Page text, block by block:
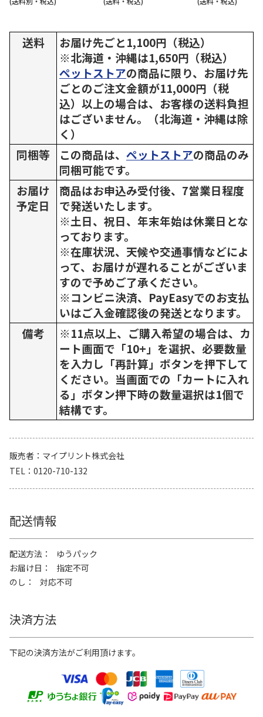
送料
お届け先ごと1,100円（税込）
※北海道・沖縄は1,650円（税込）
ペットストアの商品に限り、お届け先
ごとのご注文金額が11,000円（税
込）以上の場合は、お客様の送料負担
はございません。（北海道・沖縄は除
く）
同梱等
この商品は、 ペットストアの商品のみ
同梱可能です。
お届け
予定日
商品はお申込み受付後、7営業日程度
で発送いたします。
※土日、祝日、年末年始は休業日とな
っております。
※在庫状況、天候や交通事情などによ
って、お届けが遅れることがございま
すので予めご了承ください。
※コンビニ決済、PayEasyでのお支払
いはご入金確認後の発送となります。
備考
※11点以上、ご購入希望の場合は、カ
ート画面で「10+」を選択、必要数量
を入力し「再計算」ボタンを押下して
ください。当画面での「カートに入れ
る」ボタン押下時の数量選択は1個で
結構です。
販売者
マイプリント株式会社
TEL
0120-710-132
配送情報
配送方法
ゆうパック
お届け日
指定不可
のし
対応不可
決済方法
下記の決済方法がご利用頂けます。